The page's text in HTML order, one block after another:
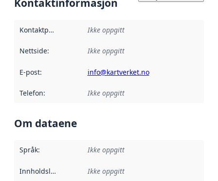
Kontaktinformasjon
Kontaktpunkt Ikke oppgitt
Nettside: Ikke oppgitt
E-post: info@kartverket.no
Telefon: Ikke oppgitt
Om dataene
Språk: Ikke oppgitt
Innholdsleverandører :
Ikke oppgitt